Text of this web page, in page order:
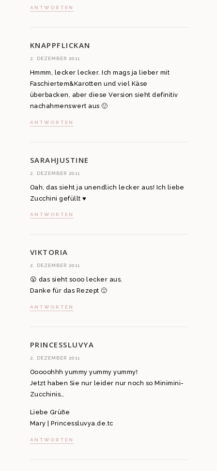
ANTWORTEN
KNAPPFLICKAN
2. DEZEMBER 2011
Hmmm, lecker lecker. Ich mags ja lieber mit
Faschiertem&Karotten und viel Käse
überbacken, aber diese Version sieht definitiv
nachahmenswert aus 🙂
ANTWORTEN
SARAHJUSTINE
2. DEZEMBER 2011
Oah, das sieht ja unendlich lecker aus! Ich liebe
Zucchini gefüllt ♥
ANTWORTEN
VIKTORIA
2. DEZEMBER 2011
😮 das sieht sooo lecker aus.
Danke für das Rezept 🙂
ANTWORTEN
PRINCESSLUVYA
2. DEZEMBER 2011
Ooooohhh yummy yummy yummy!
Jetzt haben Sie nur leider nur noch so Minimini-
Zucchinis…
Liebe Grüße
Mary | Princessluvya.de.tc
ANTWORTEN